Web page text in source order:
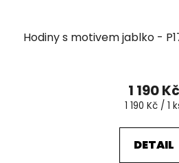
Hodiny s motivem jablko -
1 190 Kč
Měrná
1 190 Kč / 1
DETAIL